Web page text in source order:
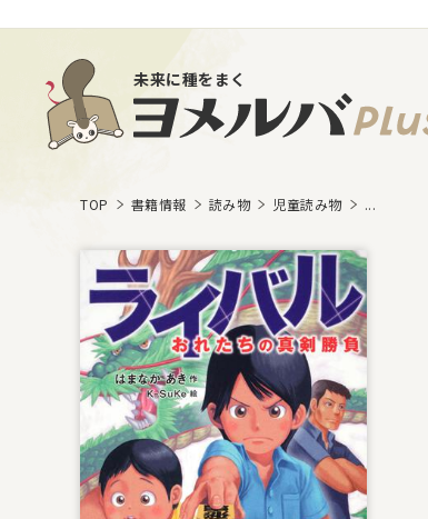
未来に種をまく
TOP 書籍情報 読み物 児童読み物 ...